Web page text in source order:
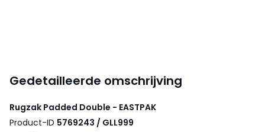
Gedetailleerde omschrijving
Rugzak Padded Double - EASTPAK
Product-ID 5769243 / GLL999